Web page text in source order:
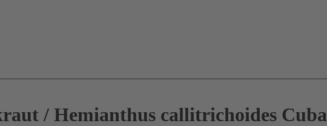
/ Hemianthus callitrichoides Cuba